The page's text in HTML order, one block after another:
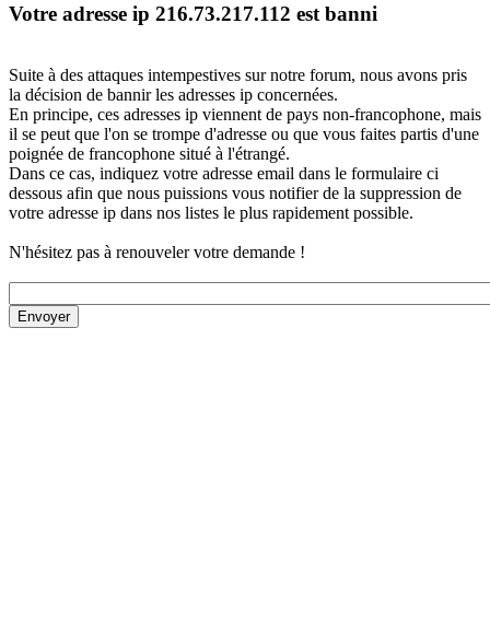
Votre adresse ip 216.73.217.112 est banni
Suite à des attaques intempestives sur notre forum, nous avons pris
la décision de bannir les adresses ip concernées.
En principe, ces adresses ip viennent de pays non-francophone, mais
il se peut que l'on se trompe d'adresse ou que vous faites partis d'une
poignée de francophone situé à l'étrangé.
Dans ce cas, indiquez votre adresse email dans le formulaire ci
dessous afin que nous puissions vous notifier de la suppression de
votre adresse ip dans nos listes le plus rapidement possible.
N'hésitez pas à renouveler votre demande !